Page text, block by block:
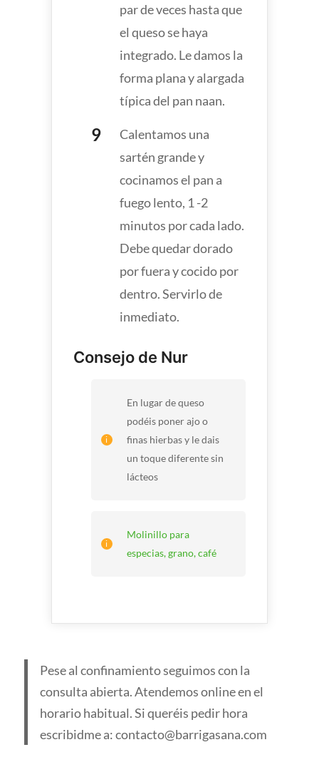
par de veces hasta que
el queso se haya
integrado. Le damos la
forma plana y alargada
típica del pan naan.
Calentamos una
sartén grande y
cocinamos el pan a
fuego lento, 1 -2
minutos por cada lado.
Debe quedar dorado
por fuera y cocido por
dentro. Servirlo de
inmediato.
Consejo de Nur
En lugar de queso
podéis poner ajo o
finas hierbas y le dais
un toque diferente sin
lácteos
Molinillo para
especias, grano, café
Pese al confinamiento seguimos con la
consulta abierta. Atendemos online en el
horario habitual. Si queréis pedir hora
escribidme a: contacto@barrigasana.com